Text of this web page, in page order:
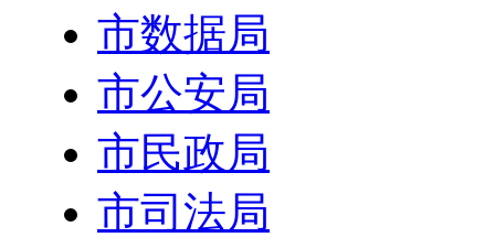
市数据局
市公安局
市民政局
市司法局